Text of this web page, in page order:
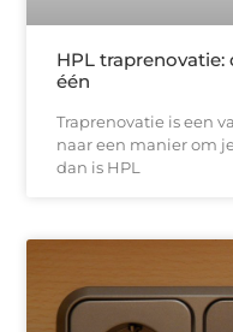
HPL
één
Traprenovatie is een
naar een manier om
dan is HPL